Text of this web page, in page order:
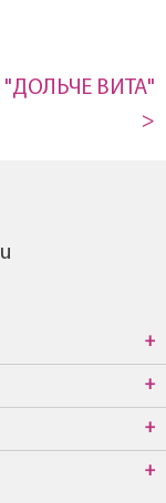
"ДОЛЬЧЕ ВИТА"
>